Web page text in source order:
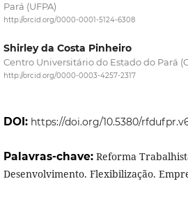
Pará (UFPA)
http://orcid.org/0000-0001-5124-6308
Shirley da Costa Pinheiro
Centro Universitário do Estado do Pará
http://orcid.org/0000-0003-4257-2317
DOI: https://doi.org/10.5380/
Palavras-chave: Reforma
Desenvolvimento. Flexibilização.